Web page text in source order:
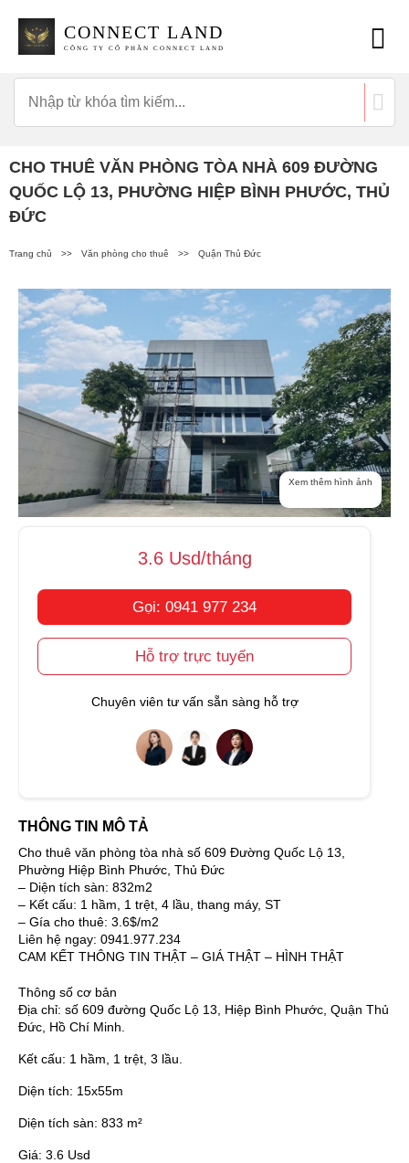
CONNECT LAND
CÔNG TY CỔ PHẦN CONNECT LAND
CHO THUÊ VĂN PHÒNG TÒA NHÀ 609 ĐƯỜNG
QUỐC LỘ 13, PHƯỜNG HIỆP BÌNH PHƯỚC, THỦ
ĐỨC
Trang chủ >> Văn phòng cho thuê >> Quận Thủ Đức
Xem thêm hình ảnh
3.6 Usd/tháng
Gọi: 0941 977 234
Hỗ trợ trực tuyến
Chuyên viên tư vấn sẵn sàng hỗ trợ
THÔNG TIN MÔ TẢ
Cho thuê văn phòng tòa nhà số 609 Đường Quốc Lộ 13,
Phường Hiệp Bình Phước, Thủ Đức
– Diện tích sàn: 832m2
– Kết cấu: 1 hầm, 1 trệt, 4 lầu, thang máy, ST
– Gía cho thuê: 3.6$/m2
Liên hệ ngay: 0941.977.234
CAM KẾT THÔNG TIN THẬT – GIÁ THẬT – HÌNH THẬT
Thông số cơ bản
Địa chỉ: số 609 đường Quốc Lộ 13, Hiệp Bình Phước, Quận Thủ
Đức, Hồ Chí Minh.
Kết cấu: 1 hầm, 1 trệt, 3 lầu.
Diện tích: 15x55m
Diện tích sàn: 833 m²
Giá: 3.6 Usd